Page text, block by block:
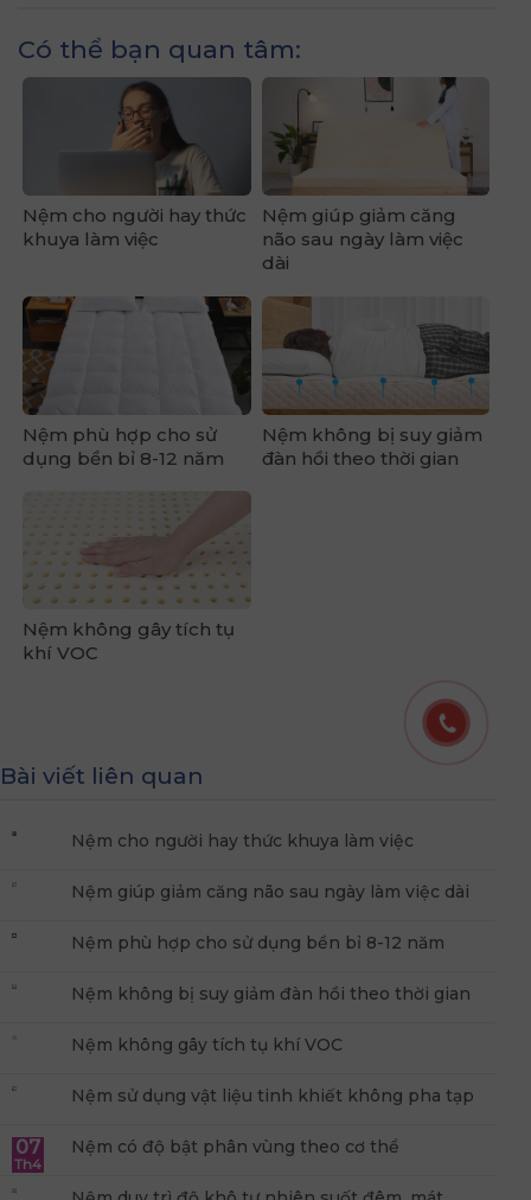
Có thể bạn quan tâm:
Nệm cho người hay thức
khuya làm việc
Nệm giúp giảm căng
não sau ngày làm việc
dài
Nệm phù hợp cho sử
dụng bền bỉ 8-12 năm
Nệm không bị suy giảm
đàn hồi theo thời gian
Nệm không gây tích tụ
khí VOC
Bài viết liên quan
Nệm cho người hay thức khuya làm việc
Nệm giúp giảm căng não sau ngày làm việc dài
Nệm phù hợp cho sử dụng bền bỉ 8-12 năm
Nệm không bị suy giảm đàn hồi theo thời gian
Nệm không gây tích tụ khí VOC
Nệm sử dụng vật liệu tinh khiết không pha tạp
07
Th4
Nệm có độ bật phân vùng theo cơ thể